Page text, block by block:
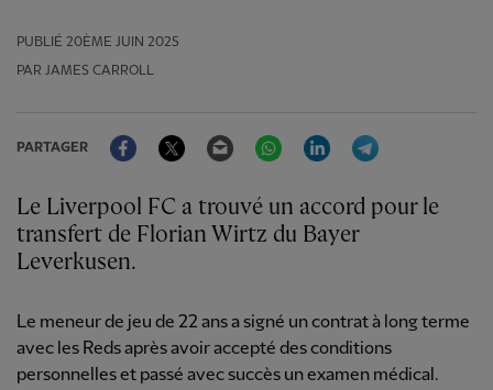
PUBLIÉ 20ÈME JUIN 2025
PAR JAMES CARROLL
PARTAGER
FacebookTwitter Email WhatsAppLinkedIn
Le Liverpool FC a trouvé un accord pour le
transfert de Florian Wirtz du Bayer
Leverkusen.
Le meneur de jeu de 22 ans a signé un contrat à long terme
avec les Reds après avoir accepté des conditions
personnelles et passé avec succès un examen médical.